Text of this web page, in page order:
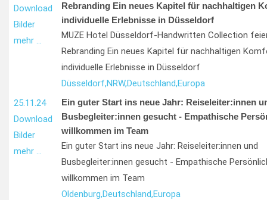
Download
Bilder
mehr …
Rebranding Ein neues Kapitel für nachhaltigen
individuelle Erlebnisse in Düsseldorf
MUZE Hotel Düsseldorf-Handwritten Collection
Rebranding Ein neues Kapitel für nachhaltigen
individuelle Erlebnisse in Düsseldorf
Düsseldorf,NRW,Deutschland,Europa
25.11.24
Download
Bilder
mehr …
Ein guter Start ins neue Jahr: Reiseleiter:innen
Busbegleiter:innen gesucht - Empathische
willkommen im Team
Ein guter Start ins neue Jahr: Reiseleiter:innen und
Busbegleiter:innen gesucht - Empathische
willkommen im Team
Oldenburg,Deutschland,Europa